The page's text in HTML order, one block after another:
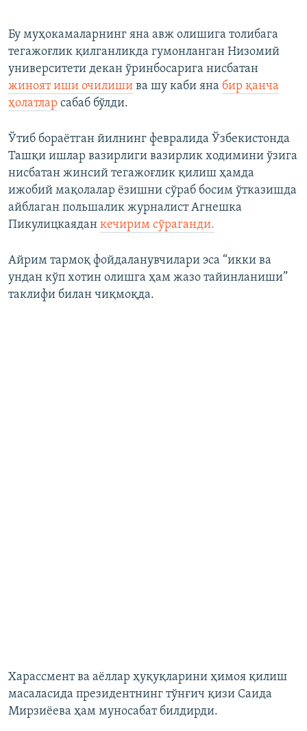
Бу муҳокамаларнинг яна авж олишига толибага
тегажоғлик қилганликда гумонланган Низомий
университети декан ўринбосарига нисбатан
жиноят иши очилиши ва шу каби яна бир қанча
ҳолатлар сабаб бўлди.
Ўтиб бораётган йилнинг февралида Ўзбекистонда
Ташқи ишлар вазирлиги вазирлик ходимини ўзига
нисбатан жинсий тегажоғлик қилиш ҳамда
ижобий мақолалар ёзишни сўраб босим ўтказишда
айблаган польшалик журналист Агнешка
Пикулицкаядан кечирим сўраганди.
Айрим тармоқ фойдаланувчилари эса “икки ва
ундан кўп хотин олишга ҳам жазо тайинланиши”
таклифи билан чиқмоқда.
Харассмент ва аёллар ҳуқуқларини ҳимоя қилиш
масаласида президентнинг тўнғич қизи Саида
Мирзиёева ҳам муносабат билдирди.